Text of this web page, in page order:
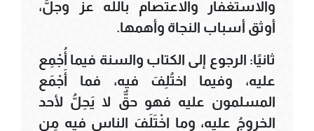
والاستغفار والاعتصام بالله عزَّ وجلَّ،
أوثق أسباب النجاة وأهمها.
ثانيًا: الرجوع إلى الكتاب والسنة فيما أُجْمِع
عليه، وفيما اختُلِفَ فيه، فما أَجْمَع
المسلمون عليه فهو حقٌّ لا يَحِلُّ لأحد
الخروجُ عليه، وما اخْتَلَفَ الناس فيه مِن